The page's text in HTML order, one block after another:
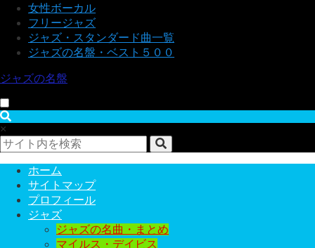
女性ボーカル
フリージャズ
ジャズ・スタンダード曲一覧
ジャズの名盤・ベスト５００
ジャズの名盤
×
ホーム
サイトマップ
プロフィール
ジャズ
ジャズの名曲・まとめ
マイルス・デイビス